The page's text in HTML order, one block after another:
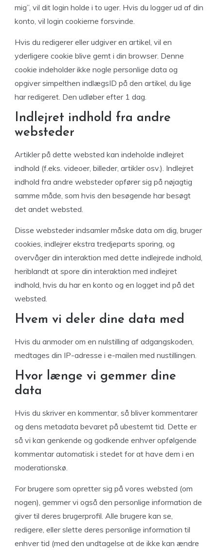
mig”, vil dit login holde i to uger. Hvis du logger ud af din
konto, vil login cookierne forsvinde.
Hvis du redigerer eller udgiver en artikel, vil en
yderligere cookie blive gemt i din browser. Denne
cookie indeholder ikke nogle personlige data og
opgiver simpelthen indlægsID på den artikel, du lige
har redigeret. Den udløber efter 1 dag.
Indlejret indhold fra andre
websteder
Artikler på dette websted kan indeholde indlejret
indhold (f.eks. videoer, billeder, artikler osv.). Indlejret
indhold fra andre websteder opfører sig på nøjagtig
samme måde, som hvis den besøgende har besøgt
det andet websted.
Disse websteder indsamler måske data om dig, bruger
cookies, indlejrer ekstra tredjeparts sporing, og
overvåger din interaktion med dette indlejrede indhold,
heriblandt at spore din interaktion med indlejret
indhold, hvis du har en konto og en logget ind på det
websted.
Hvem vi deler dine data med
Hvis du anmoder om en nulstilling af adgangskoden,
medtages din IP-adresse i e-mailen med nustillingen.
Hvor længe vi gemmer dine
data
Hvis du skriver en kommentar, så bliver kommentarer
og dens metadata bevaret på ubestemt tid. Dette er
så vi kan genkende og godkende enhver opfølgende
kommentar automatisk i stedet for at have dem i en
moderationskø.
For brugere som opretter sig på vores websted (om
nogen), gemmer vi også den personlige information de
giver til deres brugerprofil. Alle brugere kan se,
redigere, eller slette deres personlige information til
enhver tid (med den undtagelse at de ikke kan ændre